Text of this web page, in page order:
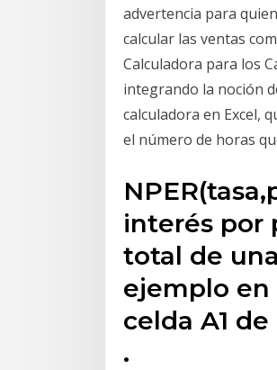
advertencia para
calcular las ventas
Calculadora para los
integrando la noción
calculadora en Excel,
el número de horas
interés por
total de
ejemplo en
celda A1
.